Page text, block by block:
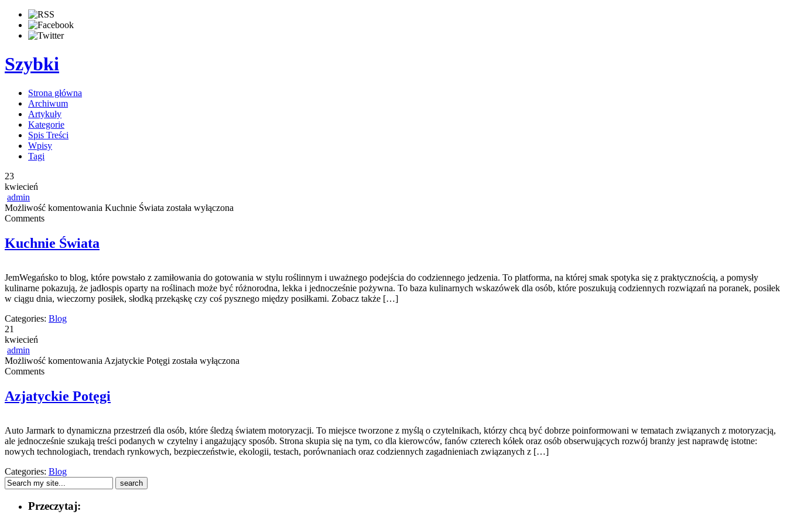
Szybki
Strona główna
Archiwum
Artykuły
Kategorie
Spis Treści
Wpisy
Tagi
23
kwiecień
admin
Możliwość komentowania Kuchnie Świata została wyłączona
Comments
Kuchnie Świata
JemWegańsko to blog, które powstało z zamiłowania do gotowania w stylu roślinnym i uważnego podejścia do codziennego jedzenia. To platforma, na której smak spotyka się z praktycznością, a pomysły
kulinarne pokazują, że jadłospis oparty na roślinach może być różnorodna, lekka i jednocześnie pożywna. To baza kulinarnych wskazówek dla osób, które poszukują codziennych rozwiązań na poranek, posiłek
w ciągu dnia, wieczorny posiłek, słodką przekąskę czy coś pysznego między posiłkami. Zobacz także […]
Categories: Blog
21
kwiecień
admin
Możliwość komentowania Azjatyckie Potęgi została wyłączona
Comments
Azjatyckie Potęgi
Auto Jarmark to dynamiczna przestrzeń dla osób, które śledzą światem motoryzacji. To miejsce tworzone z myślą o czytelnikach, którzy chcą być dobrze poinformowani w tematach związanych z motoryzacją,
ale jednocześnie szukają treści podanych w czytelny i angażujący sposób. Strona skupia się na tym, co dla kierowców, fanów czterech kółek oraz osób obserwujących rozwój branży jest naprawdę istotne:
nowych technologiach, trendach rynkowych, bezpieczeństwie, ekologii, testach, porównaniach oraz codziennych zagadnieniach związanych z […]
Categories: Blog
Przeczytaj: